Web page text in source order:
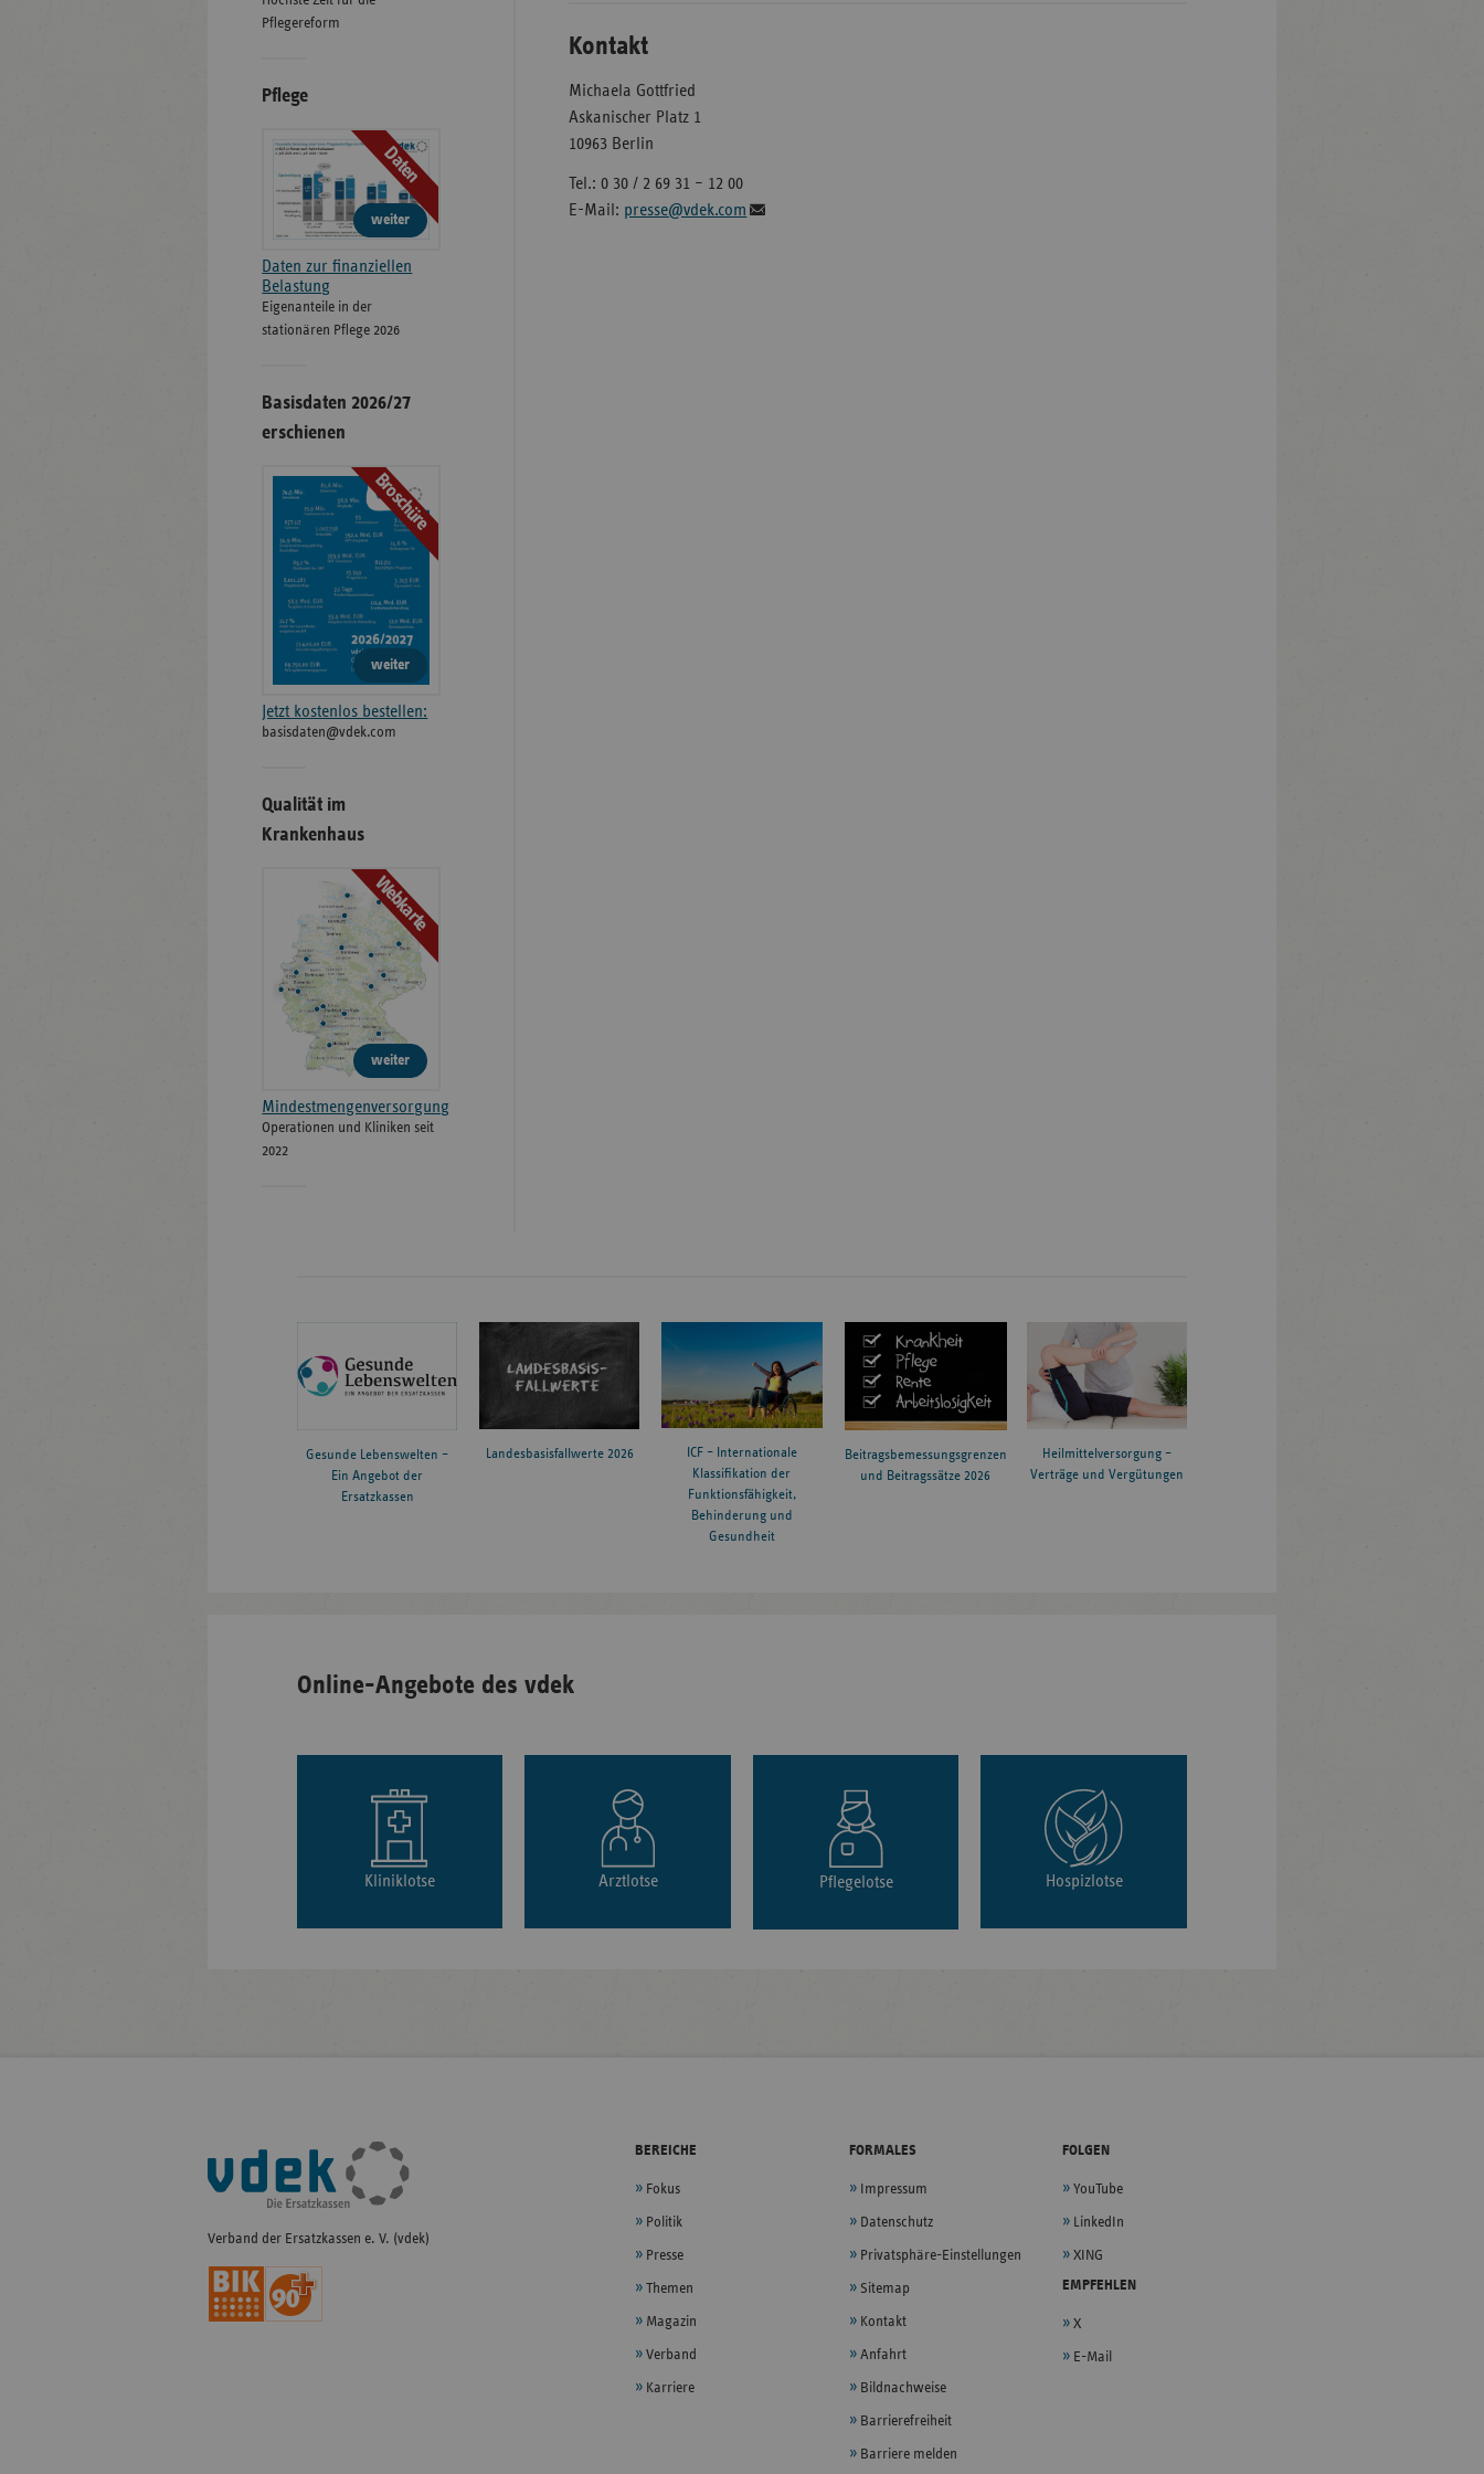
Kontakt
Michaela Gottfried
Askanischer Platz 1
10963 Berlin
Tel.: 0 30 / 2 69 31 – 12 00
E-Mail: presse@vdek.com
Pflegereform
Pflege
Daten
weiter
Daten zur finanziellen
Belastung
Eigenanteile in der
stationären Pflege 2026
Basisdaten 2026/27
erschienen
Broschüre
weiter
Jetzt kostenlos bestellen:
basisdaten@vdek.com
Qualität im
Krankenhaus
Webkarte
weiter
Mindestmengenversorgung
Operationen und Kliniken seit
2022
Gesunde Lebenswelten –
Ein Angebot der
Ersatzkassen
Landesbasisfallwerte 2026
ICF – Internationale
Klassifikation der
Funktionsfähigkeit,
Behinderung und
Gesundheit
Beitragsbemessungsgrenzen
und Beitragssätze 2026
Heilmittelversorgung –
Verträge und Vergütungen
Online-Angebote des vdek
Kliniklotse Arztlotse Pflegelotse Hospizlotse
Fußleisten-
Navigation
Verband der Ersatzkassen e. V. (vdek)
BEREICHE
Fokus
Politik
Presse
Themen
Magazin
Verband
Karriere
FORMALES
Impressum
Datenschutz
Privatsphäre-Einstellungen
Sitemap
Kontakt
Anfahrt
Bildnachweise
Barrierefreiheit
Barriere melden
FOLGEN
YouTube
LinkedIn
XING
EMPFEHLEN
X
E-Mail